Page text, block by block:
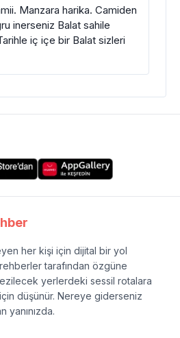
Manzara harika. Camiden
inerseniz Balat sahile
iç içe bir Balat sizleri
her kişi için dijital bir yol
tarafından özgüne
yerlerdeki sessil rotalara
düşünür. Nereye giderseniz
yanınızda.